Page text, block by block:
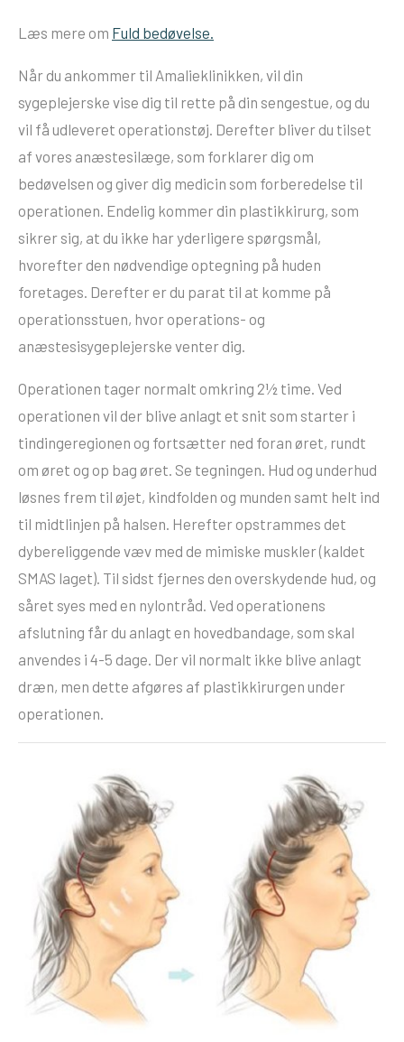
Læs mere om Fuld bedøvelse.
Når du ankommer til Amalieklinikken, vil din
sygeplejerske vise dig til rette på din sengestue, og du
vil få udleveret operationstøj. Derefter bliver du tilset
af vores anæstesilæge, som forklarer dig om
bedøvelsen og giver dig medicin som forberedelse til
operationen. Endelig kommer din plastikkirurg, som
sikrer sig, at du ikke har yderligere spørgsmål,
hvorefter den nødvendige optegning på huden
foretages. Derefter er du parat til at komme på
operationsstuen, hvor operations- og
anæstesisygeplejerske venter dig.
Operationen tager normalt omkring 2½ time. Ved
operationen vil der blive anlagt et snit som starter i
tindingeregionen og fortsætter ned foran øret, rundt
om øret og op bag øret. Se tegningen. Hud og underhud
løsnes frem til øjet, kindfolden og munden samt helt ind
til midtlinjen på halsen. Herefter opstrammes det
dybereliggende væv med de mimiske muskler (kaldet
SMAS laget). Til sidst fjernes den overskydende hud, og
såret syes med en nylontråd. Ved operationens
afslutning får du anlagt en hovedbandage, som skal
anvendes i 4-5 dage. Der vil normalt ikke blive anlagt
dræn, men dette afgøres af plastikkirurgen under
operationen.